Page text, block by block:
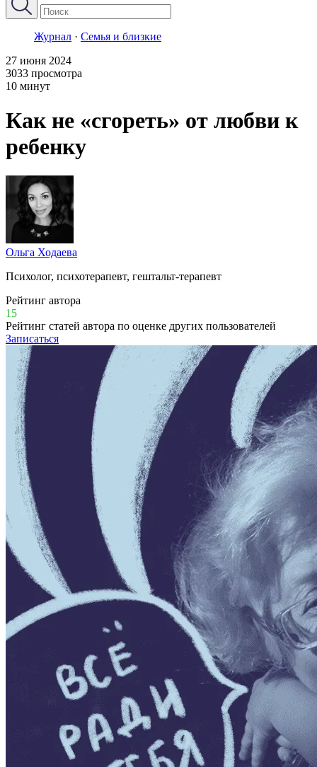
Журнал · Семья и близкие
27 июня 2024
3033 просмотра
10 минут
Как не «сгореть» от любви к
ребенку
Ольга Ходаева
Психолог, психотерапевт, гештальт-терапевт
Рейтинг автора
15
Рейтинг статей автора по оценке других пользователей
Записаться